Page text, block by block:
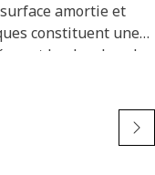
amortie et
constituent une
le plancher de
stratifiés